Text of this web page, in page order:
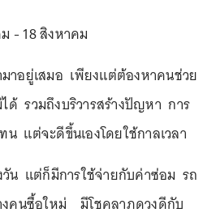
- 18 สิงหาคม
อยู่เสมอ เพียงแต่ต้องหาคนช่วย
ด้ รวมถึงบริวารสร้างปัญหา การ
แต่จะดีขึ้นเองโดยใช้กาลเวลา
น แต่ก็มีการใช้จ่ายกับค่าซ่อม รถ
คนซื้อใหม่ มีโชคลาภดวงดีกับ